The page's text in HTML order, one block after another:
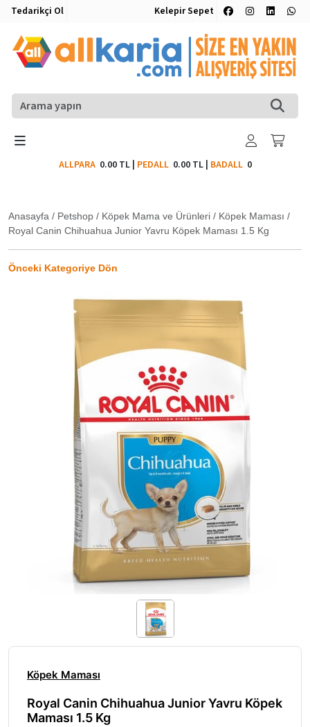
Tedarikçi Ol Kelepir Sepet
ALLPARA 0.00 TL| PEDALL 0.00 TL| BADALL0
Anasayfa / Petshop / Köpek Mama ve Ürünleri / Köpek Maması /
Royal Canin Chihuahua Junior Yavru Köpek Maması 1.5 Kg
Önceki Kategoriye Dön
Köpek Maması
Royal Canin Chihuahua Junior Yavru Köpek
Maması 1.5 Kg